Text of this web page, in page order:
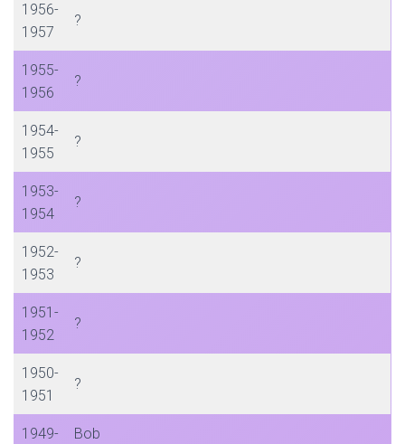
1956-
1957
?
1955-
1956
?
1954-
1955
?
1953-
1954
?
1952-
1953
?
1951-
1952
?
1950-
1951
?
1949-
Bob